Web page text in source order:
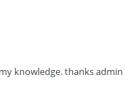
knowledge. thanks admin